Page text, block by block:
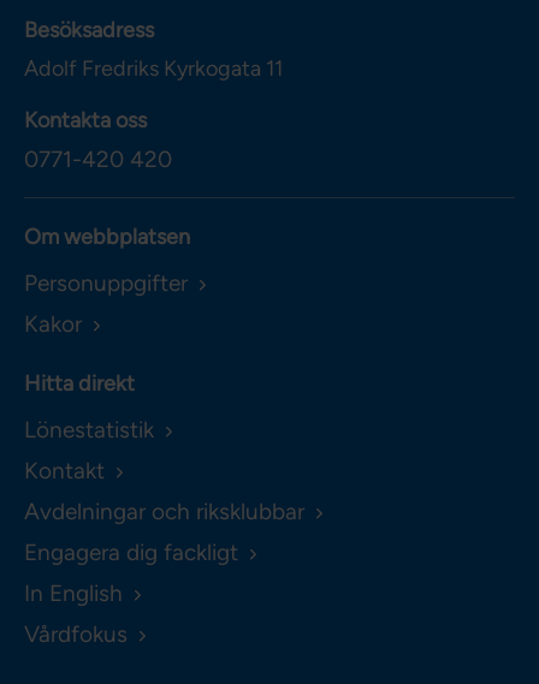
Besöksadress
Adolf Fredriks Kyrkogata 11
Kontakta oss
0771-420 420
Om webbplatsen
Personuppgifter
Kakor
Hitta direkt
Lönestatistik
Kontakt
Avdelningar och riksklubbar
Engagera dig fackligt
In English
Vårdfokus